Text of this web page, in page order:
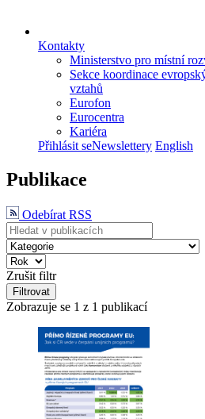
Kontakty
Ministerstvo pro místní
Sekce koordinace
vztahů
Eurofon
Eurocentra
Kariéra
Přihlásit seNewslettery English
Publikace
Odebírat RSS
Zrušit filtr
Filtrovat
Zobrazuje se 1 z 1 publikací